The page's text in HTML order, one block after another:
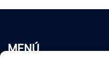
MENÚ